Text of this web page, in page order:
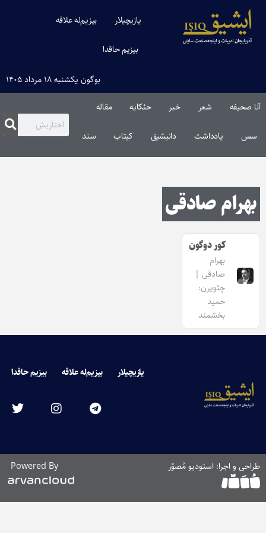
یازیچیلار بیزیم‌له علاقه
بیزیم حاقدا
بوگون یکشنبه ۱۸ مرداد ۱۴۰۵
آنا صحیفه شعر خبر حئکایه مقاله‌
سس یادداشت دانیشیق کیتاب سند
بهرام صادقی
کور دوگون
بهرام
صادقی |
چئویرن:
حمید
بخشمند
یازیچیلار بیزیم‌له علاقه بیزیم حاقدا
طراحی و اجرا: استودیو مُصوّر Powered By